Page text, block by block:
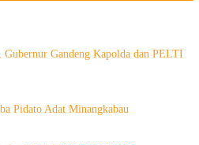
Gandeng Kapolda dan PELTI
Pidato Adat Minangkabau